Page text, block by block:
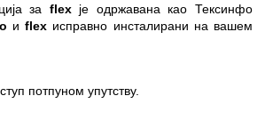
за flexје одржавана као Тексинфо
иflex исправно инсталирани на вашем
потпуном упутству.